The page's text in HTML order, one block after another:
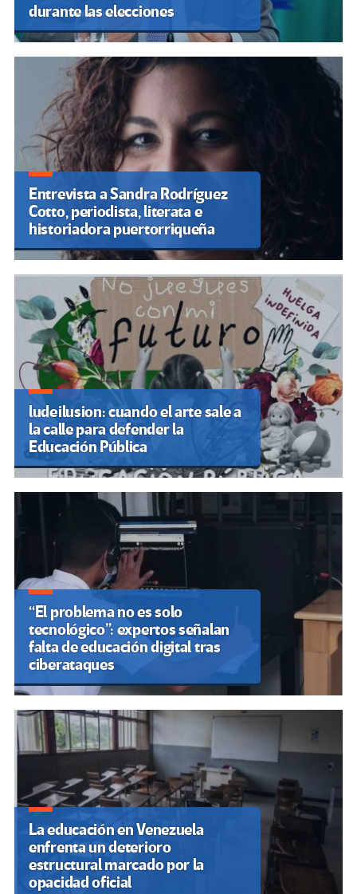
durante las elecciones
Entrevista a Sandra Rodríguez
Cotto, periodista, literata e
historiadora puertorriqueña
ludeilusion: cuando el arte sale a
la calle para defender la
Educación Pública
“El problema no es solo
tecnológico”: expertos señalan
falta de educación digital tras
ciberataques
La educación en Venezuela
enfrenta un deterioro
estructural marcado por la
opacidad oficial